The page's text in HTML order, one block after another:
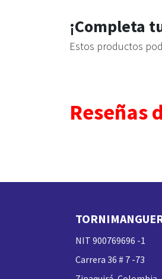
¡Completa
Estos productos
Reseñas
NIT 900769696 -1
Carrera 36 # 7 -73